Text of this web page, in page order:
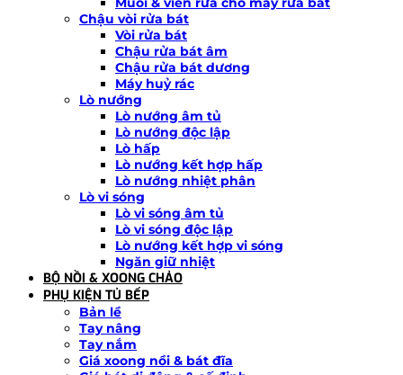
Chậu vòi rửa bát
Vòi rửa bát
Chậu rửa bát âm
Chậu rửa bát dương
Máy huỷ rác
Lò nướng
Lò nướng âm tủ
Lò nướng độc lập
Lò hấp
Lò nướng kết hợp hấp
Lò nướng nhiệt phân
Lò vi sóng
Lò vi sóng âm tủ
Lò vi sóng độc lập
Lò nướng kết hợp vi sóng
Ngăn giữ nhiệt
BỘ NỒI & XOONG CHẢO
PHỤ KIỆN TỦ BẾP
Bản lề
Tay nâng
Tay nắm
Giá xoong nồi & bát đĩa